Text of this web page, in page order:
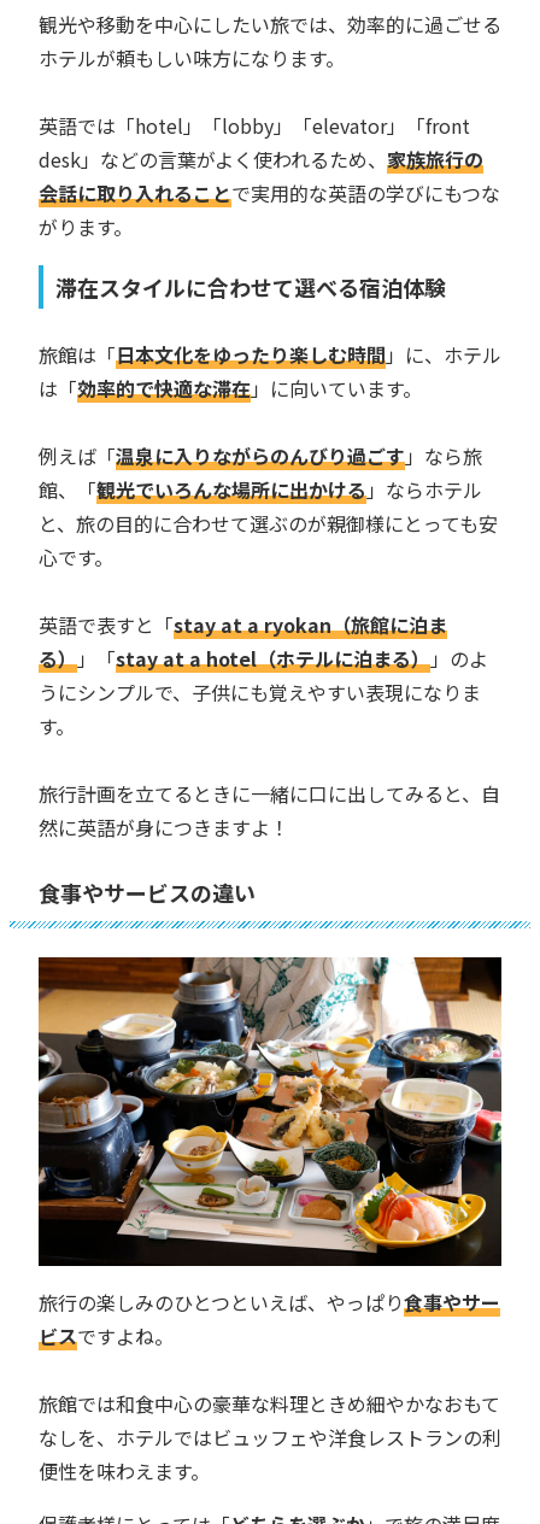
観光や移動を中心にしたい旅では、効率的に過ごせる
ホテルが頼もしい味方になります。
英語では「hotel」「lobby」「elevator」「front
desk」などの言葉がよく使われるため、 家族旅行の
会話に取り入れることで実用的な英語の学びにもつな
がります。
滞在スタイルに合わせて選べる宿泊体験
旅館は「日本文化をゆったり楽しむ時間」に、ホテル
は「効率的で快適な滞在」に向いています。
例えば「温泉に入りながらのんびり過ごす」なら旅
館、「観光でいろんな場所に出かける」ならホテル
と、旅の目的に合わせて選ぶのが親御様にとっても安
心です。
英語で表すと「stay at a ryokan（旅館に泊ま
る）」「stay at a hotel（ホテルに泊まる）」のよ
うにシンプルで、子供にも覚えやすい表現になりま
す。
旅行計画を立てるときに一緒に口に出してみると、自
然に英語が身につきますよ！
食事やサービスの違い
旅行の楽しみのひとつといえば、やっぱり食事やサー
ビスですよね。
旅館では和食中心の豪華な料理ときめ細やかなおもて
なしを、ホテルではビュッフェや洋食レストランの利
便性を味わえます。